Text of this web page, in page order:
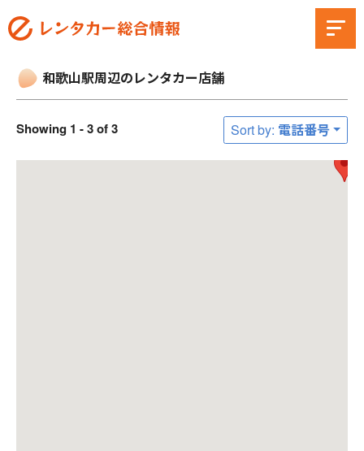
和歌山駅周辺のレンタカー店舗
Showing 1 - 3 of 3 Sort by: 電話番号